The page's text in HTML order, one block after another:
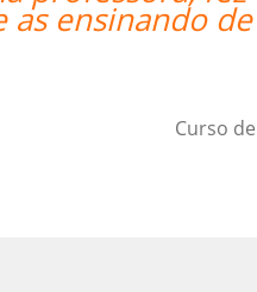
(TP / EMD), Daimler